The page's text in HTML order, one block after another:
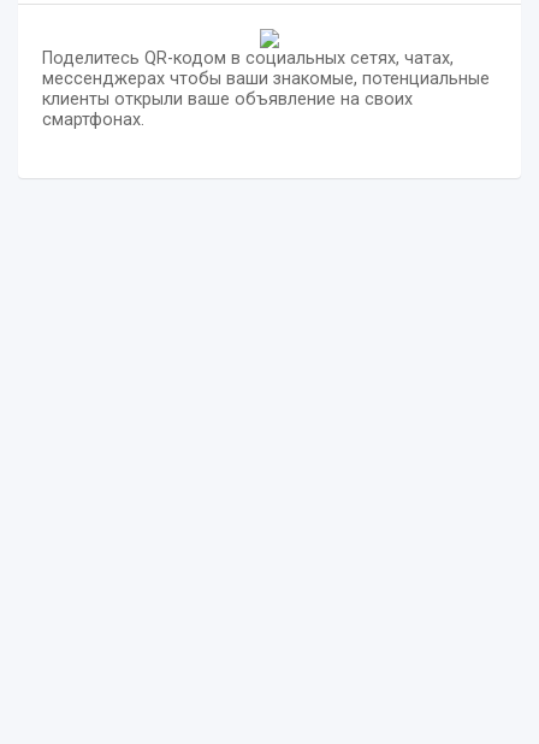
Поделитесь QR-кодом в социальных сетях, чатах,
мессенджерах чтобы ваши знакомые, потенциальные
клиенты открыли ваше объявление на своих
смартфонах.